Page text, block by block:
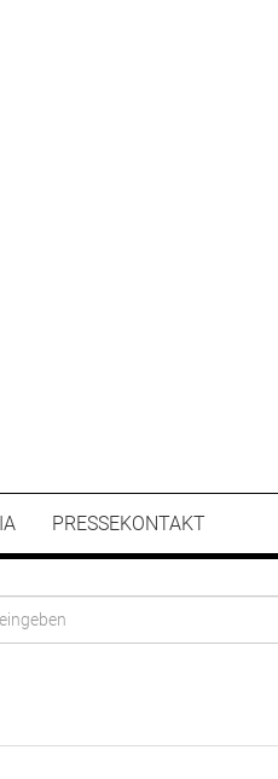
PRESSEKONTAKT